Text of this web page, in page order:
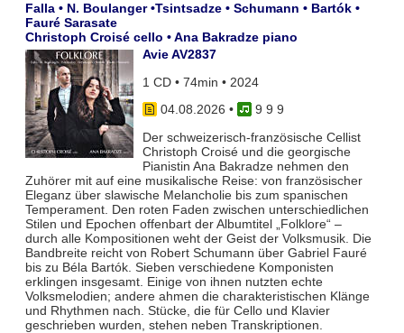
Falla • N. Boulanger •Tsintsadze • Schumann • Bartók •
Fauré Sarasate
Christoph Croisé cello • Ana Bakradze piano
Avie AV2837
1 CD • 74min • 2024
04.08.2026 •
9 9 9
Der schweizerisch-französische Cellist
Christoph Croisé und die georgische
Pianistin Ana Bakradze nehmen den
Zuhörer mit auf eine musikalische Reise: von französischer
Eleganz über slawische Melancholie bis zum spanischen
Temperament. Den roten Faden zwischen unterschiedlichen
Stilen und Epochen offenbart der Albumtitel „Folklore“ –
durch alle Kompositionen weht der Geist der Volksmusik. Die
Bandbreite reicht von Robert Schumann über Gabriel Fauré
bis zu Béla Bartók. Sieben verschiedene Komponisten
erklingen insgesamt. Einige von ihnen nutzten echte
Volksmelodien; andere ahmen die charakteristischen Klänge
und Rhythmen nach. Stücke, die für Cello und Klavier
geschrieben wurden, stehen neben Transkriptionen.